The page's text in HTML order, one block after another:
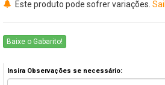
Este produto pode sofrer variações.
Baixe o Gabarito!
Insira Observações se necessário: